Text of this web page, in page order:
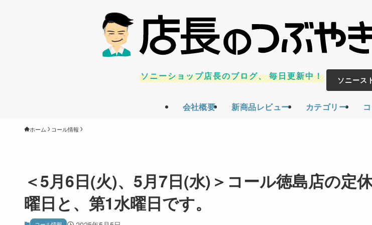
会社概要 新商品レビュー カテゴリー
ソニーショップ店長のブログ、毎日更新中！ ソニース
ホーム コール情報
＜5月6日(火)、5月7日(水)＞コール徳島店の定
曜日と、第1水曜日です。